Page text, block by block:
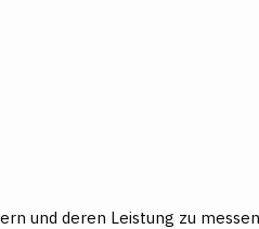
und deren Leistung zu